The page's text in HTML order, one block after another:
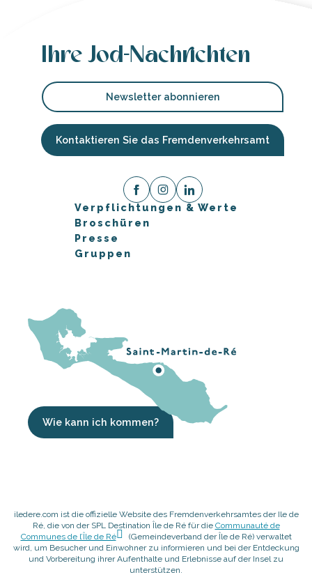
Ihre Jod-Nachrichten
Newsletter abonnieren
Kontaktieren Sie das Fremdenverkehrsamt
Verpflichtungen & Werte
Broschüren
Presse
Gruppen
Wie kann ich kommen?
iledere.com ist die offizielle Website des Fremdenverkehrsamtes der Ile de
Ré, die von der SPL Destination Île de Ré für die Communauté de
Communes de l’Île de Ré
(Gemeindeverband der Île de Ré) verwaltet
wird, um Besucher und Einwohner zu informieren und bei der Entdeckung
und Vorbereitung ihrer Aufenthalte und Erlebnisse auf der Insel zu
unterstützen.